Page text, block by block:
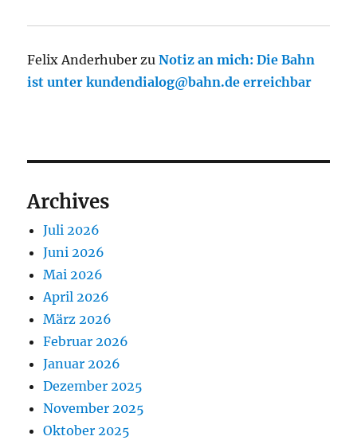
Felix Anderhuber zuNotiz an mich: Die Bahn
ist unter kundendialog@bahn.de erreichbar
Archives
Juli 2026
Juni 2026
Mai 2026
April 2026
März 2026
Februar 2026
Januar 2026
Dezember 2025
November 2025
Oktober 2025